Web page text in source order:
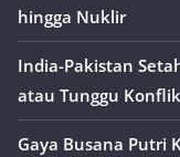
hingga Nuklir
India-Pakistan
atau Tunggu
Gaya Busana Putri